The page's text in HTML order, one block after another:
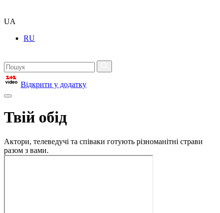
UA
RU
Відкрити у додатку
Твій обід
Актори, телеведучі та співаки готують різноманітні страви
разом з вами.